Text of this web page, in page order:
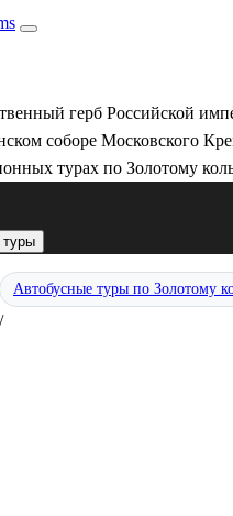
туры
Автобусные туры по Золотому
/